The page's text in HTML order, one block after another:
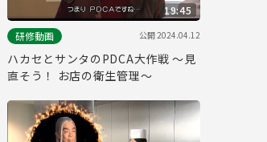
19:45
研修動画
公開2024.04.12
ハカセとサンタのPDCA大作戦 ～見
直そう！ お店の衛生管理～